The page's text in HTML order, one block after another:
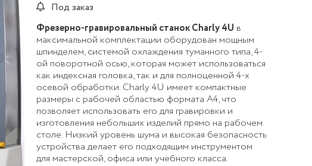
Под заказ
Фрезерно-гравировальный станок Charly 4U в
максимальной комплектации оборудован мощным
шпинделем, системой охлаждения туманного типа, 4-
ой поворотной осью, которая может использоваться
как индексная головка, так и для полноценной 4-х
осевой обработки. Charly 4U имеет компактные
размеры с рабочей областью формата А4, что
позволяет использовать его для гравировки и
изготовления небольших изделий прямо на рабочем
столе. Низкий уровень шума и высокая безопасность
устройства делает его подходящим инструментом
для мастерской, офиса или учебного класса.